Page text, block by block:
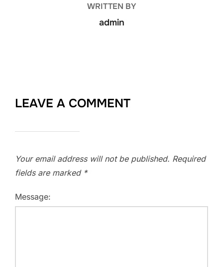
WRITTEN BY
admin
LEAVE A COMMENT
Your email address will not be published. Required
fields are marked *
Message: